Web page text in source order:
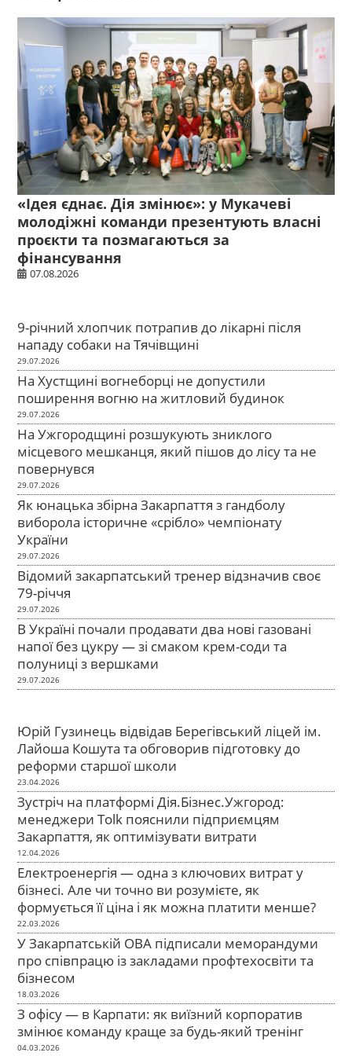
«Ідея єднає. Дія змінює»: у Мукачеві
молодіжні команди презентують власні
проєкти та позмагаються за
фінансування
07.08.2026
9-річний хлопчик потрапив до лікарні після
нападу собаки на Тячівщині
29.07.2026
На Хустщині вогнеборці не допустили
поширення вогню на житловий будинок
29.07.2026
На Ужгородщині розшукують зниклого
місцевого мешканця, який пішов до лісу та не
повернувся
29.07.2026
Як юнацька збірна Закарпаття з гандболу
виборола історичне «срібло» чемпіонату
України
29.07.2026
Відомий закарпатський тренер відзначив своє
79-річчя
29.07.2026
В Україні почали продавати два нові газовані
напої без цукру — зі смаком крем-соди та
полуниці з вершками
29.07.2026
Юрій Гузинець відвідав Берегівський ліцей ім.
Лайоша Кошута та обговорив підготовку до
реформи старшої школи
23.04.2026
Зустріч на платформі Дія.Бізнес.Ужгород:
менеджери Tolk пояснили підприємцям
Закарпаття, як оптимізувати витрати
12.04.2026
Електроенергія — одна з ключових витрат у
бізнесі. Але чи точно ви розумієте, як
формується її ціна і як можна платити менше?
22.03.2026
У Закарпатській ОВА підписали меморандуми
про співпрацю із закладами профтехосвіти та
бізнесом
18.03.2026
З офісу — в Карпати: як виїзний корпоратив
змінює команду краще за будь-який тренінг
04.03.2026